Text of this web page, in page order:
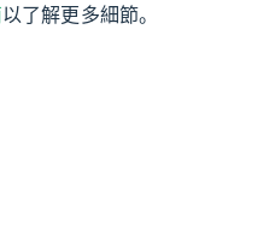
以了解更多細節。